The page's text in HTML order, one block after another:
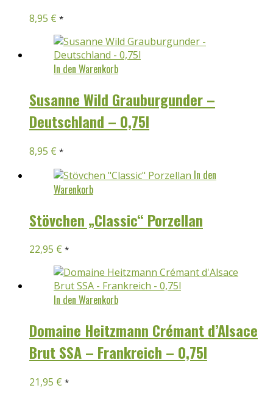
8,95 € *
In den Warenkorb
Susanne Wild Grauburgunder –
Deutschland – 0,75l
8,95 € *
In den
Warenkorb
Stövchen „Classic“ Porzellan
22,95 € *
In den Warenkorb
Domaine Heitzmann Crémant d’Alsace
Brut SSA – Frankreich – 0,75l
21,95 € *